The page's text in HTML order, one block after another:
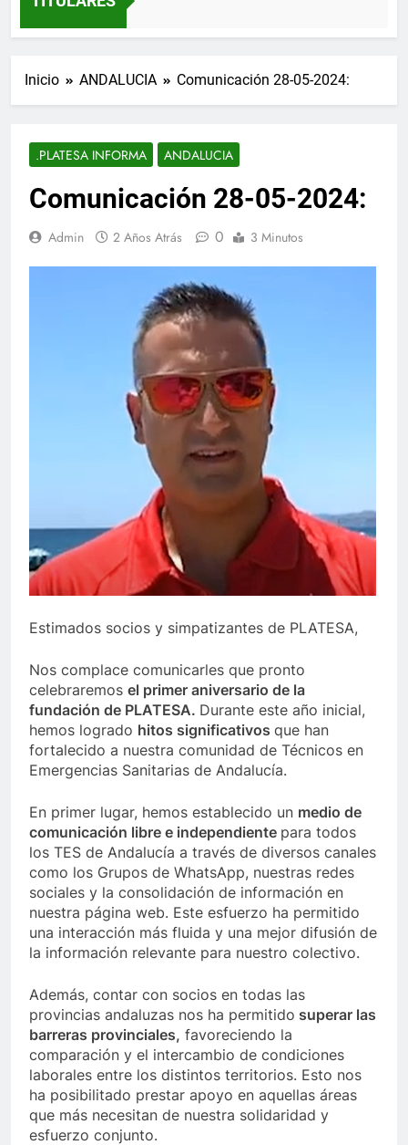
Inicio ANDALUCIA Comunicación 28-05-2024:
.PLATESA INFORMA ANDALUCIA
Comunicación 28-05-2024:
Admin 2 Años Atrás 0 3 Minutos
Estimados socios y simpatizantes de PLATESA,
Nos complace comunicarles que pronto
celebraremos el primer aniversario de la
fundación de PLATESA. Durante este año inicial,
hemos logrado hitos significativos que han
fortalecido a nuestra comunidad de Técnicos en
Emergencias Sanitarias de Andalucía.
En primer lugar, hemos establecido un medio de
comunicación libre e independiente para todos
los TES de Andalucía a través de diversos canales
como los Grupos de WhatsApp, nuestras redes
sociales y la consolidación de información en
nuestra página web. Este esfuerzo ha permitido
una interacción más fluida y una mejor difusión de
la información relevante para nuestro colectivo.
Además, contar con socios en todas las
provincias andaluzas nos ha permitido superar las
barreras provinciales, favoreciendo la
comparación y el intercambio de condiciones
laborales entre los distintos territorios. Esto nos
ha posibilitado prestar apoyo en aquellas áreas
que más necesitan de nuestra solidaridad y
esfuerzo conjunto.